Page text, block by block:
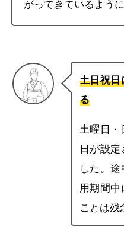
がってきているように
土日祝
る
土曜日
日が設
した。
用期間
ことは残